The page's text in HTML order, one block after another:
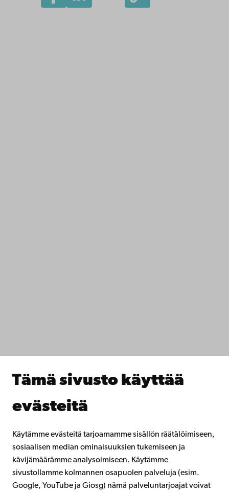
Tämä sivusto käyttää
evästeitä
Käytämme evästeitä tarjoamamme sisällön räätälöimiseen,
sosiaalisen median ominaisuuksien tukemiseen ja
kävijämäärämme analysoimiseen. Käytämme
sivustollamme kolmannen osapuolen palveluja (esim.
Google, YouTube ja Giosg) nämä palveluntarjoajat voivat
Åbo Akademin kirjasto
Lahjoita Åbo Akademille
Åbo Akademista
Facebook Instagram YouTube LinkedIn Blog Snapchat